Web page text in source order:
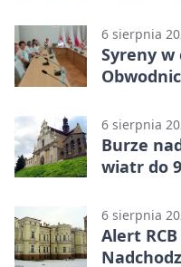
6 sierpnia
Syreny w
6 sierpnia
Burze
wiatr do
6 sierpnia
Alert